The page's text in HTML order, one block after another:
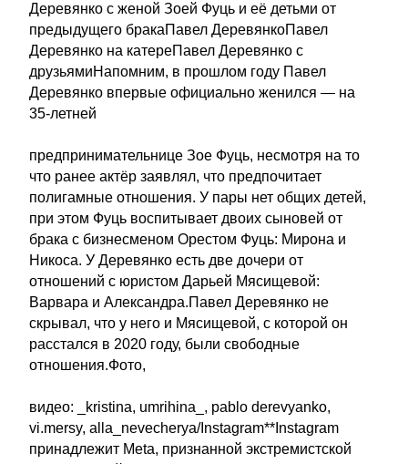
Деревянко с женой Зоей Фуць и её детьми от
предыдущего бракаПавел ДеревянкоПавел
Деревянко на катереПавел Деревянко с
друзьямиНапомним, в прошлом году Павел
Деревянко впервые официально женился — на
35-летней
предпринимательнице Зое Фуць, несмотря на то
что ранее актёр заявлял, что предпочитает
полигамные отношения. У пары нет общих детей,
при этом Фуць воспитывает двоих сыновей от
брака с бизнесменом Орестом Фуць: Мирона и
Никоса. У Деревянко есть две дочери от
отношений с юристом Дарьей Мясищевой:
Варвара и Александра.Павел Деревянко не
скрывал, что у него и Мясищевой, с которой он
расстался в 2020 году, были свободные
отношения.Фото,
видео: _kristina, umrihina_, pablo derevyanko,
vi.mersy, alla_nevecherya/Instagram**Instagram
принадлежит Meta, признанной экстремистской